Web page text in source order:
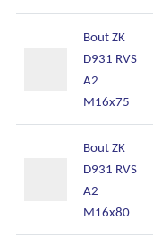
Bout ZK
D931 RVS
A2
M16x75
Bout ZK
D931 RVS
A2
M16x80